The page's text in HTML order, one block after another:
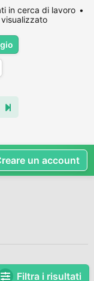
Filtra i risultati
, Resp.
: Master in
Automotive 5
Spec.
Sistemi
di Abilitazione
in cerca di lavoro
un account